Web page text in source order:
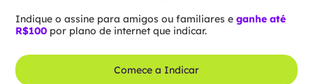
Indique o assine para amigos ou familiares eganhe até
R$100 por plano de internet que indicar.
Comece a Indicar